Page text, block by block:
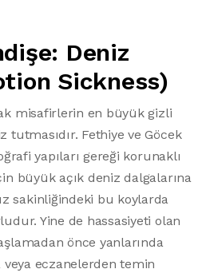
Deniz
Sickness)
misafirlerin en büyük gizli
Fethiye ve Göcek
yapıları gereği korunaklı
büyük açık deniz dalgalarına
sakinliğindeki bu koylarda
Yine de hassasiyeti olan
önce yanlarında
veya eczanelerden temin